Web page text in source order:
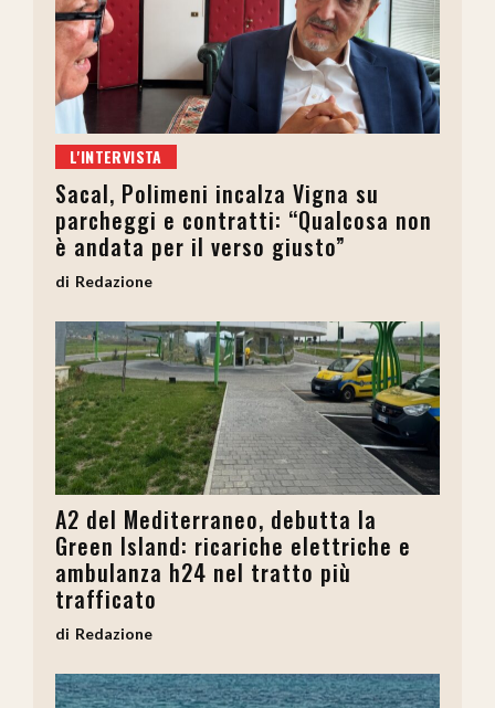
L'INTERVISTA
Sacal, Polimeni incalza Vigna su
parcheggi e contratti: “Qualcosa non
è andata per il verso giusto”
Redazione
A2 del Mediterraneo, debutta la
Green Island: ricariche elettriche e
ambulanza h24 nel tratto più
trafficato
Redazione